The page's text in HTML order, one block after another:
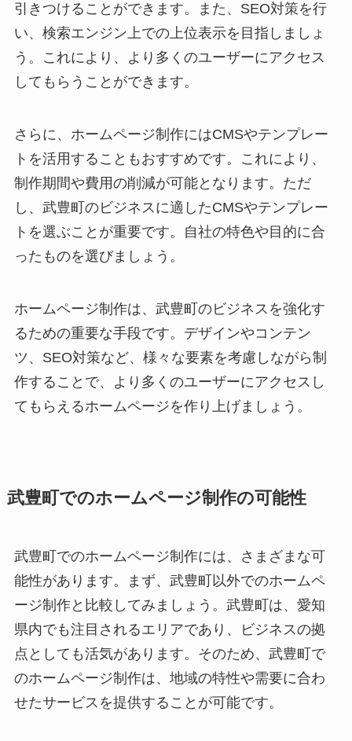
引きつけることができます。また、SEO対策を行
い、検索エンジン上での上位表示を目指しましょ
う。これにより、より多くのユーザーにアクセス
してもらうことができます。
さらに、ホームページ制作にはCMSやテンプレー
トを活用することもおすすめです。これにより、
制作期間や費用の削減が可能となります。ただ
し、武豊町のビジネスに適したCMSやテンプレー
トを選ぶことが重要です。自社の特色や目的に合
ったものを選びましょう。
ホームページ制作は、武豊町のビジネスを強化す
るための重要な手段です。デザインやコンテン
ツ、SEO対策など、様々な要素を考慮しながら制
作することで、より多くのユーザーにアクセスし
てもらえるホームページを作り上げましょう。
武豊町でのホームページ制作の可能性
武豊町でのホームページ制作には、さまざまな可
能性があります。まず、武豊町以外でのホームペ
ージ制作と比較してみましょう。武豊町は、愛知
県内でも注目されるエリアであり、ビジネスの拠
点としても活気があります。そのため、武豊町で
のホームページ制作は、地域の特性や需要に合わ
せたサービスを提供することが可能です。